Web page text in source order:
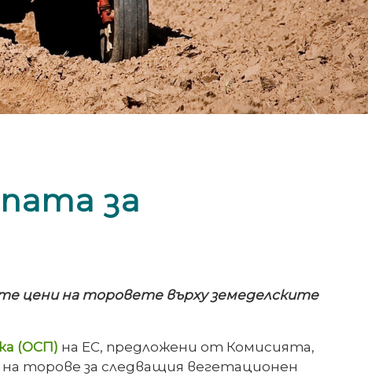
за
цени на торовете върху земеделските
(ОСП) на ЕС, предложени от Комисията,
торове за следващия вегетационен